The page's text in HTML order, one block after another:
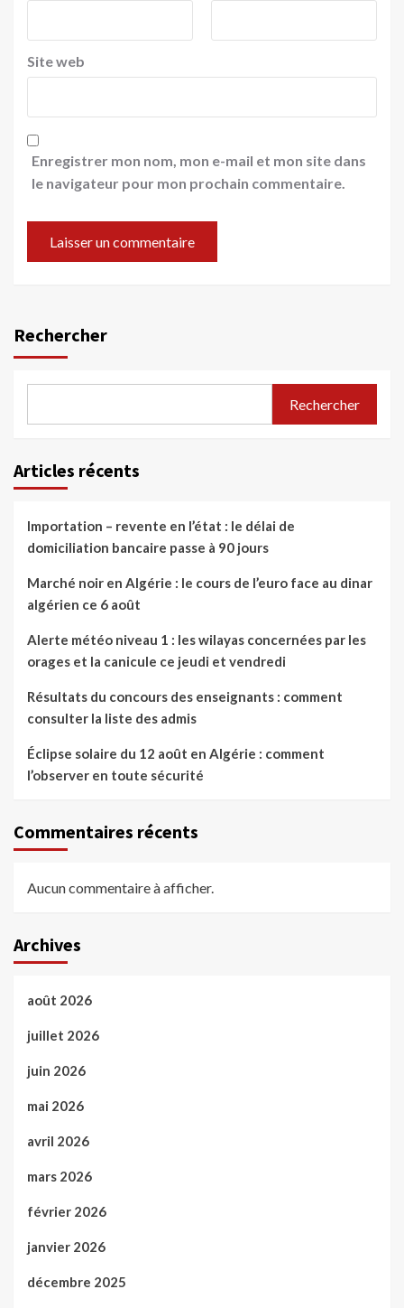
Site web
Enregistrer mon nom, mon e-mail et mon site dans
le navigateur pour mon prochain commentaire.
Rechercher
Rechercher
Articles récents
Importation – revente en l’état : le délai de
domiciliation bancaire passe à 90 jours
Marché noir en Algérie : le cours de l’euro face au dinar
algérien ce 6 août
Alerte météo niveau 1 : les wilayas concernées par les
orages et la canicule ce jeudi et vendredi
Résultats du concours des enseignants : comment
consulter la liste des admis
Éclipse solaire du 12 août en Algérie : comment
l’observer en toute sécurité
Commentaires récents
Aucun commentaire à afficher.
Archives
août 2026
juillet 2026
juin 2026
mai 2026
avril 2026
mars 2026
février 2026
janvier 2026
décembre 2025